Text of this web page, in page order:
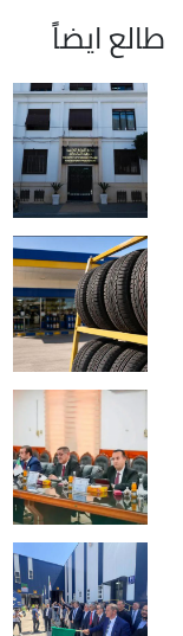
طالع ايضاً